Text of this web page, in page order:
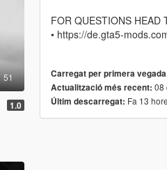
51
1.0
FOR QUESTIONS HEAD
• https://de.gta5-
Carregat per primera
Actualització més recent: 08
Últim descarregat: Fa 13